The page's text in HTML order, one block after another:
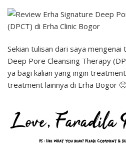
Sekian tulisan dari saya
Deep Pore Cleansing Therapy
ya bagi kalian yang ingin
treatment lainnya di Erha Bogor 🙂